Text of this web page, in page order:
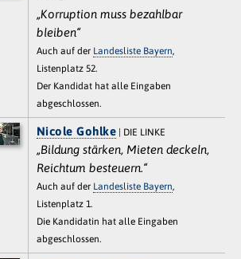
„Korruption muss bezahlbar
bleiben“
Auch auf der Landesliste Bayern,
Listenplatz 52.
Der Kandidat hat alle Eingaben
abgeschlossen.
Nicole Gohlke | DIE LINKE
„Bildung stärken, Mieten deckeln,
Reichtum besteuern.“
Auch auf der Landesliste Bayern,
Listenplatz 1.
Die Kandidatin hat alle Eingaben
abgeschlossen.